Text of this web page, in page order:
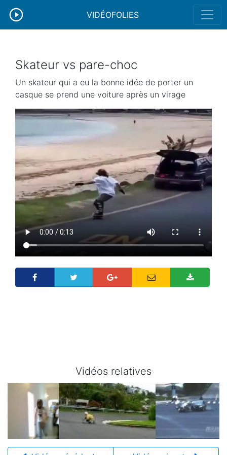
VIDÉOFOLIES
Skateur vs pare-choc
Un skateur qui a eu la bonne idée de porter un
casque se prend une voiture après un virage
Vidéos relatives